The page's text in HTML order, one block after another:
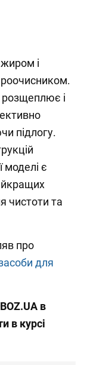
і
і
підлогу.
моделі є
чистоти та
про
для
в
в курсі